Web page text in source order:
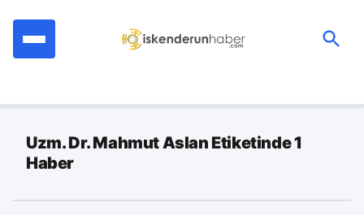
Uzm. Dr. Mahmut Aslan Etiketinde 1
Haber